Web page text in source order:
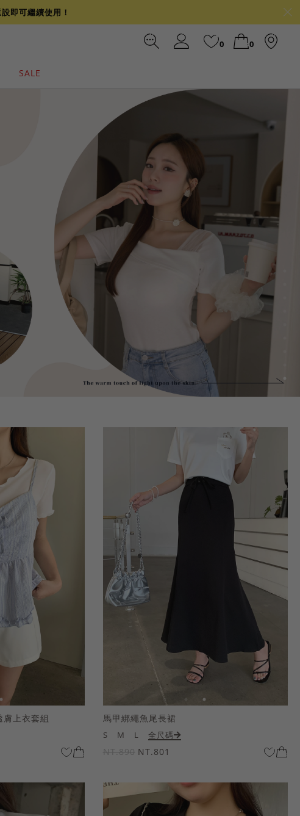
即可繼續使用！
0 0
SALE
上衣套組 馬甲綁繩魚尾長裙
S M L 全尺碼
NT.890 NT.801